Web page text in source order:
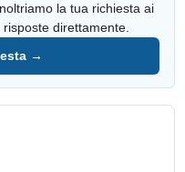
la tua richiesta ai
direttamente.
→